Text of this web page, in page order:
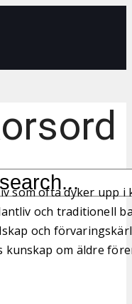
som ofta dyker upp i
och traditionell
och
om äldre